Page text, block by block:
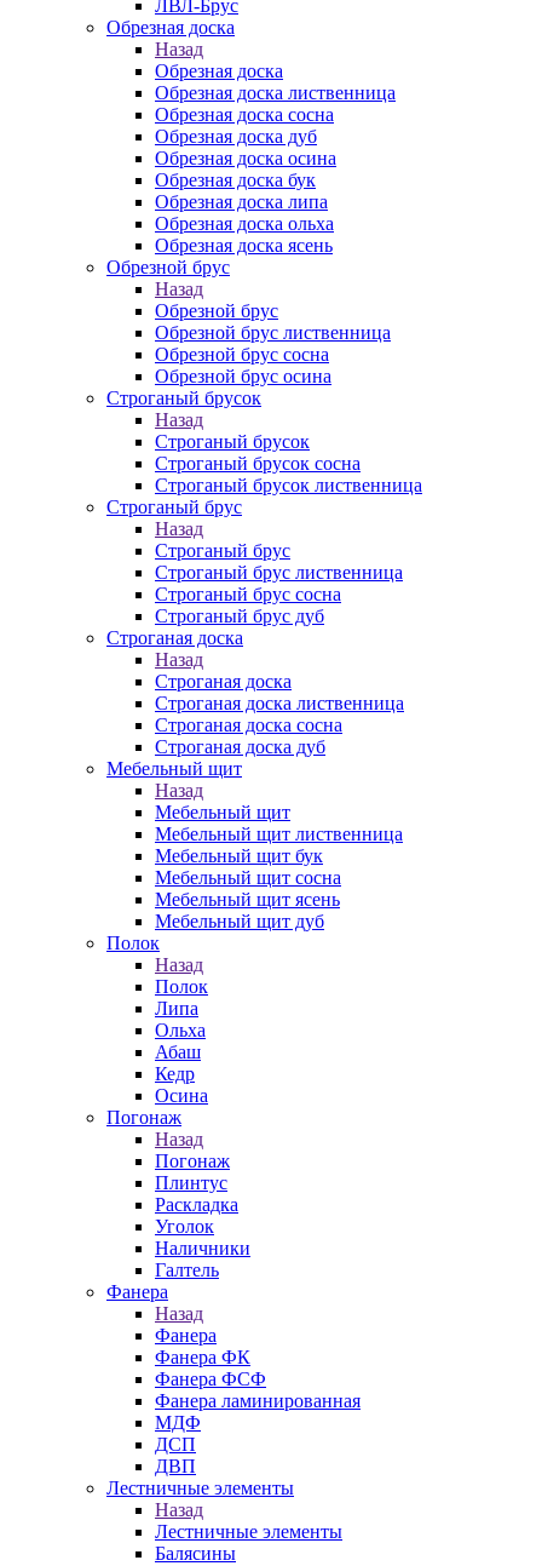
ЛВЛ-Брус
Обрезная доска
Назад
Обрезная доска
Обрезная доска лиственница
Обрезная доска сосна
Обрезная доска дуб
Обрезная доска осина
Обрезная доска бук
Обрезная доска липа
Обрезная доска ольха
Обрезная доска ясень
Обрезной брус
Назад
Обрезной брус
Обрезной брус лиственница
Обрезной брус сосна
Обрезной брус осина
Строганый брусок
Назад
Строганый брусок
Строганый брусок сосна
Строганый брусок лиственница
Строганый брус
Назад
Строганый брус
Строганый брус лиственница
Строганый брус сосна
Строганый брус дуб
Строганая доска
Назад
Строганая доска
Строганая доска лиственница
Строганая доска сосна
Строганая доска дуб
Мебельный щит
Назад
Мебельный щит
Мебельный щит лиственница
Мебельный щит бук
Мебельный щит сосна
Мебельный щит ясень
Мебельный щит дуб
Полок
Назад
Полок
Липа
Ольха
Абаш
Кедр
Осина
Погонаж
Назад
Погонаж
Плинтус
Раскладка
Уголок
Наличники
Галтель
Фанера
Назад
Фанера
Фанера ФК
Фанера ФСФ
Фанера ламинированная
МДФ
ДСП
ДВП
Лестничные элементы
Назад
Лестничные элементы
Балясины